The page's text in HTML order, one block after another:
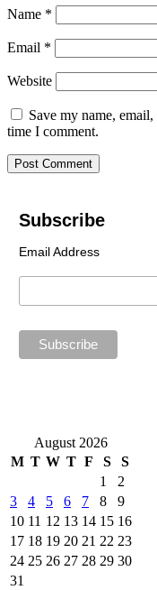
Name *
Email *
Website
Save my name,
time I comment.
Subscribe
Email Address
August 2026
M T W T F S
S
1
2
3
4 5 6 7 8
9
10 11 12 13 14 15 16
17 18 19 20 21 22 23
24 25 26 27 28 29 30
31